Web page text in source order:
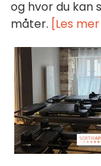
og hvor du kan
måter. [Les